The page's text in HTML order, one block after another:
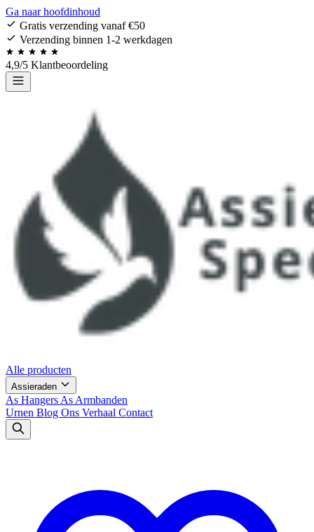
Ga naar hoofdinhoud
Gratis verzending vanaf €50
Verzending binnen 1-2 werkdagen
4,9/5 Klantbeoordeling
Alle producten
Assieraden
As Hangers As Armbanden
Urnen Blog Ons Verhaal Contact